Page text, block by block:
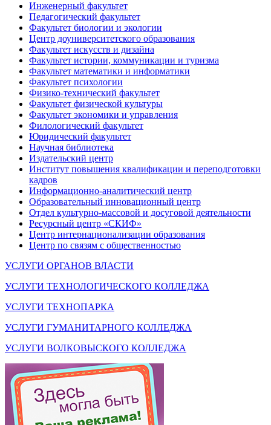
Инженерный факультет
Педагогический факультет
Факультет биологии и экологии
Центр доуниверситетского образования
Факультет искусств и дизайна
Факультет истории, коммуникации и туризма
Факультет математики и информатики
Факультет психологии
Физико-технический факультет
Факультет физической культуры
Факультет экономики и управления
Филологический факультет
Юридический факультет
Научная библиотека
Издательский центр
Институт повышения квалификации и переподготовки
кадров
Информационно-аналитический центр
Образовательный инновационный центр
Отдел культурно-массовой и досуговой деятельности
Ресурсный центр «СКИФ»
Центр интернационализации образования
Центр по связям с общественностью
УСЛУГИ ОРГАНОВ ВЛАСТИ
УСЛУГИ ТЕХНОЛОГИЧЕСКОГО КОЛЛЕДЖА
УСЛУГИ ТЕХНОПАРКА
УСЛУГИ ГУМАНИТАРНОГО КОЛЛЕДЖА
УСЛУГИ ВОЛКОВЫСКОГО КОЛЛЕДЖА